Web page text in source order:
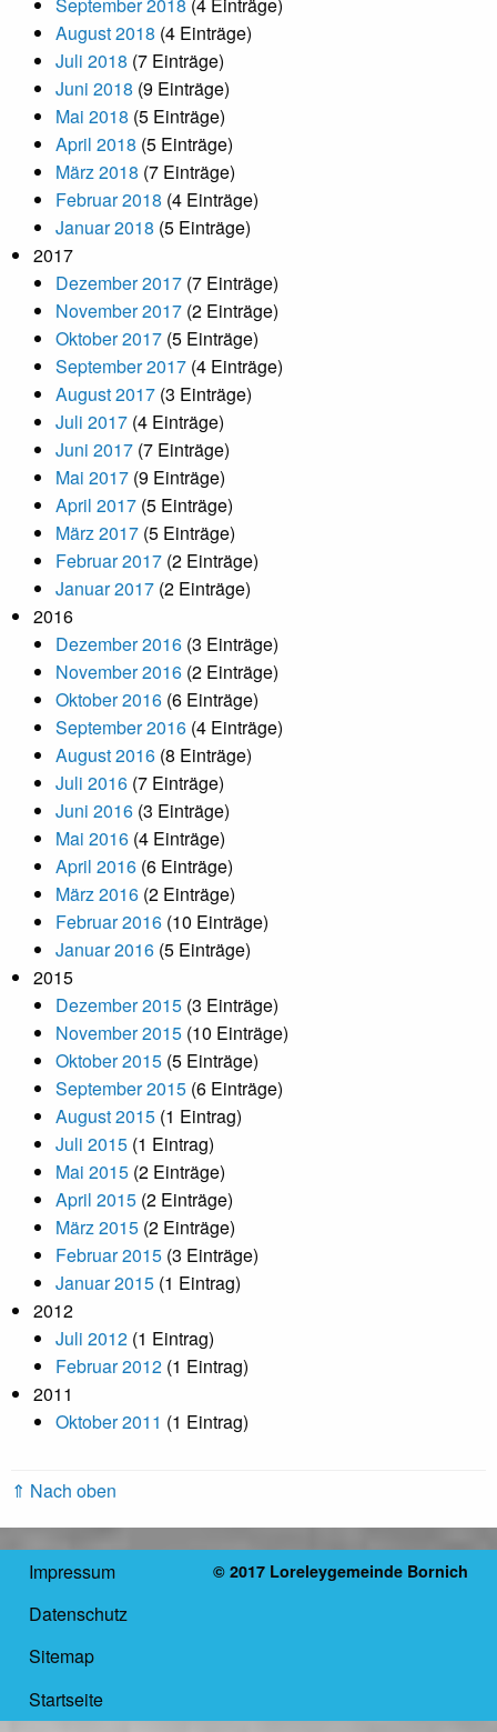
September 2018 (4 Einträge)
August 2018 (4 Einträge)
Juli 2018 (7 Einträge)
Juni 2018 (9 Einträge)
Mai 2018 (5 Einträge)
April 2018 (5 Einträge)
März 2018 (7 Einträge)
Februar 2018 (4 Einträge)
Januar 2018 (5 Einträge)
2017
Dezember 2017 (7 Einträge)
November 2017 (2 Einträge)
Oktober 2017 (5 Einträge)
September 2017 (4 Einträge)
August 2017 (3 Einträge)
Juli 2017 (4 Einträge)
Juni 2017 (7 Einträge)
Mai 2017 (9 Einträge)
April 2017 (5 Einträge)
März 2017 (5 Einträge)
Februar 2017 (2 Einträge)
Januar 2017 (2 Einträge)
2016
Dezember 2016 (3 Einträge)
November 2016 (2 Einträge)
Oktober 2016 (6 Einträge)
September 2016 (4 Einträge)
August 2016 (8 Einträge)
Juli 2016 (7 Einträge)
Juni 2016 (3 Einträge)
Mai 2016 (4 Einträge)
April 2016 (6 Einträge)
März 2016 (2 Einträge)
Februar 2016 (10 Einträge)
Januar 2016 (5 Einträge)
2015
Dezember 2015 (3 Einträge)
November 2015 (10 Einträge)
Oktober 2015 (5 Einträge)
September 2015 (6 Einträge)
August 2015 (1 Eintrag)
Juli 2015 (1 Eintrag)
Mai 2015 (2 Einträge)
April 2015 (2 Einträge)
März 2015 (2 Einträge)
Februar 2015 (3 Einträge)
Januar 2015 (1 Eintrag)
2012
Juli 2012 (1 Eintrag)
Februar 2012 (1 Eintrag)
2011
Oktober 2011 (1 Eintrag)
⇑ Nach oben
Impressum
Datenschutz
Sitemap
Startseite
© 2017 Loreleygemeinde Bornich